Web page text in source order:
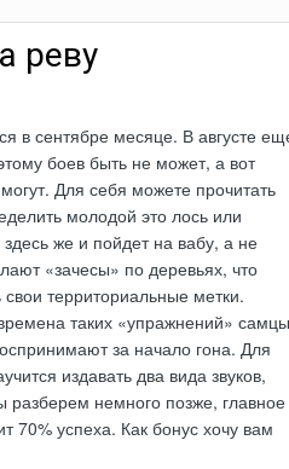
реву
в сентябре месяце. В августе
боев быть не может, а вот
Для себя можете прочитать
молодой это лось или
же и пойдет на вабу, а не
«зачесы» по деревьях, что
свои территориальные метки.
таких «упражнений» самцы
за начало гона. Для
издавать два вида звуков,
немного позже, главное
70% успеха. Как бонус хочу вам